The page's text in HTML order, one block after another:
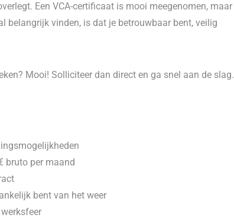
Een VCA-certificaat is mooi meegenomen, maar
belangrijk vinden, is dat je betrouwbaar bent, veilig
Mooi! Solliciteer dan direct en ga snel aan de slag.
bruto per maand
bent van het weer